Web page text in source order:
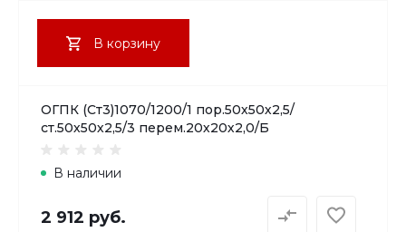
В корзину
ОГПК (Ст3)1070/1200/1 пор.50х50х2,5/
ст.50х50х2,5/3 перем.20х20х2,0/Б
В наличии
2 912 руб.